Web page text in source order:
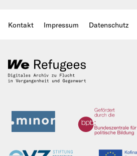
Kontakt Impressum Datenschutz